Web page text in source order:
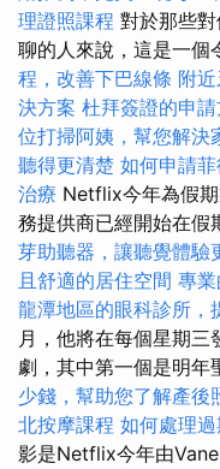
理證照課程 對於那些
聊的人來說，這是一個
程，改善下巴線條 附
決方案 杜拜簽證的申
位打掃阿姨，幫您解決
聽得更清楚 如何申請
治療 Netflix今年為假
務提供商已經開始在假
芽助聽器，讓聽覺體驗
且舒適的居住空間 專
龍潭地區的眼科診所，
月，他將在每個星期
劇，其中第一個是明年
少錢，幫助您了解產後
北按摩課程 如何處理
影是Netflix今年由